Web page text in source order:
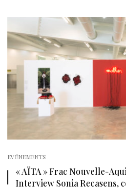
EVÉNEMENTS
« AÏTA » Frac Nouvelle-
Interview Sonia Recasens,